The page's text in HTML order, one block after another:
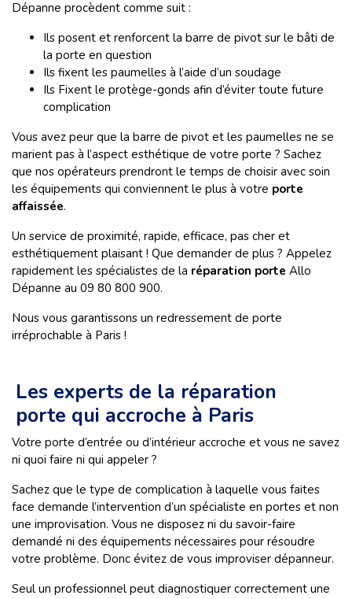
Dépanne procèdent comme suit :
Ils posent et renforcent la barre de pivot sur le bâti de
la porte en question
Ils fixent les paumelles à l’aide d’un soudage
Ils Fixent le protège-gonds afin d’éviter toute future
complication
Vous avez peur que la barre de pivot et les paumelles ne se
marient pas à l’aspect esthétique de votre porte ? Sachez
que nos opérateurs prendront le temps de choisir avec soin
les équipements qui conviennent le plus à votre porte
affaissée.
Un service de proximité, rapide, efficace, pas cher et
esthétiquement plaisant ! Que demander de plus ? Appelez
rapidement les spécialistes de la réparation porte Allo
Dépanne au 09 80 800 900.
Nous vous garantissons un redressement de porte
irréprochable à Paris !
Les experts de la réparation
porte qui accroche à Paris
Votre porte d’entrée ou d’intérieur accroche et vous ne savez
ni quoi faire ni qui appeler ?
Sachez que le type de complication à laquelle vous faites
face demande l’intervention d’un spécialiste en portes et non
une improvisation. Vous ne disposez ni du savoir-faire
demandé ni des équipements nécessaires pour résoudre
votre problème. Donc évitez de vous improviser dépanneur.
Seul un professionnel peut diagnostiquer correctement une